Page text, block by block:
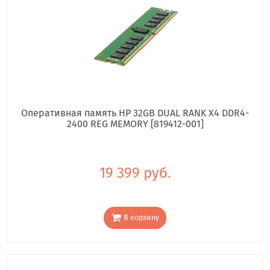
Оперативная память HP 32GB DUAL RANK X4 DDR4-
2400 REG MEMORY [819412-001]
19 399 руб.
В корзину